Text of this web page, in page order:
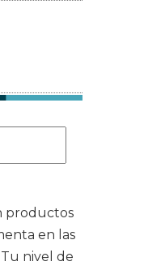
productos
en las
nivel de